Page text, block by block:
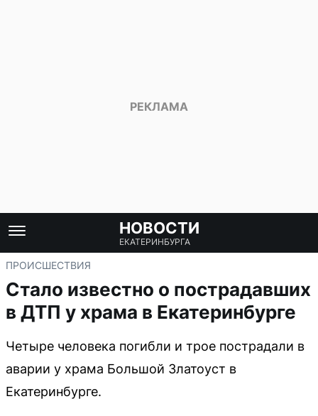
НОВОСТИ
ЕКАТЕРИНБУРГА
ПРОИСШЕСТВИЯ
Стало известно о пострадавших
в ДТП у храма в Екатеринбурге
Четыре человека погибли и трое пострадали в
аварии у храма Большой Златоуст в
Екатеринбурге.